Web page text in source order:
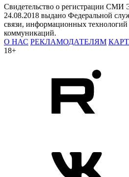
Свидетельство о регистрации
24.08.2018 выдано Федеральной
связи, информационных
коммуникаций.
О НАС РЕКЛАМОДАТЕЛЯМ
18+